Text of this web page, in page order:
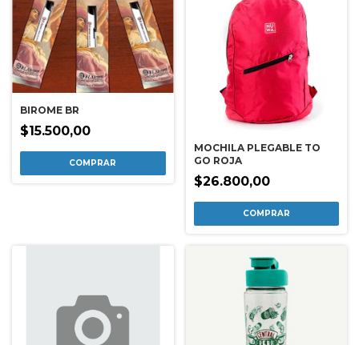
BIROME BR
$15.500,00
MOCHILA PLEGABLE TO
GO ROJA
$26.800,00